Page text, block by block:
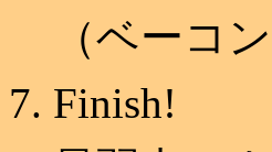
（ベーコ
Finish!